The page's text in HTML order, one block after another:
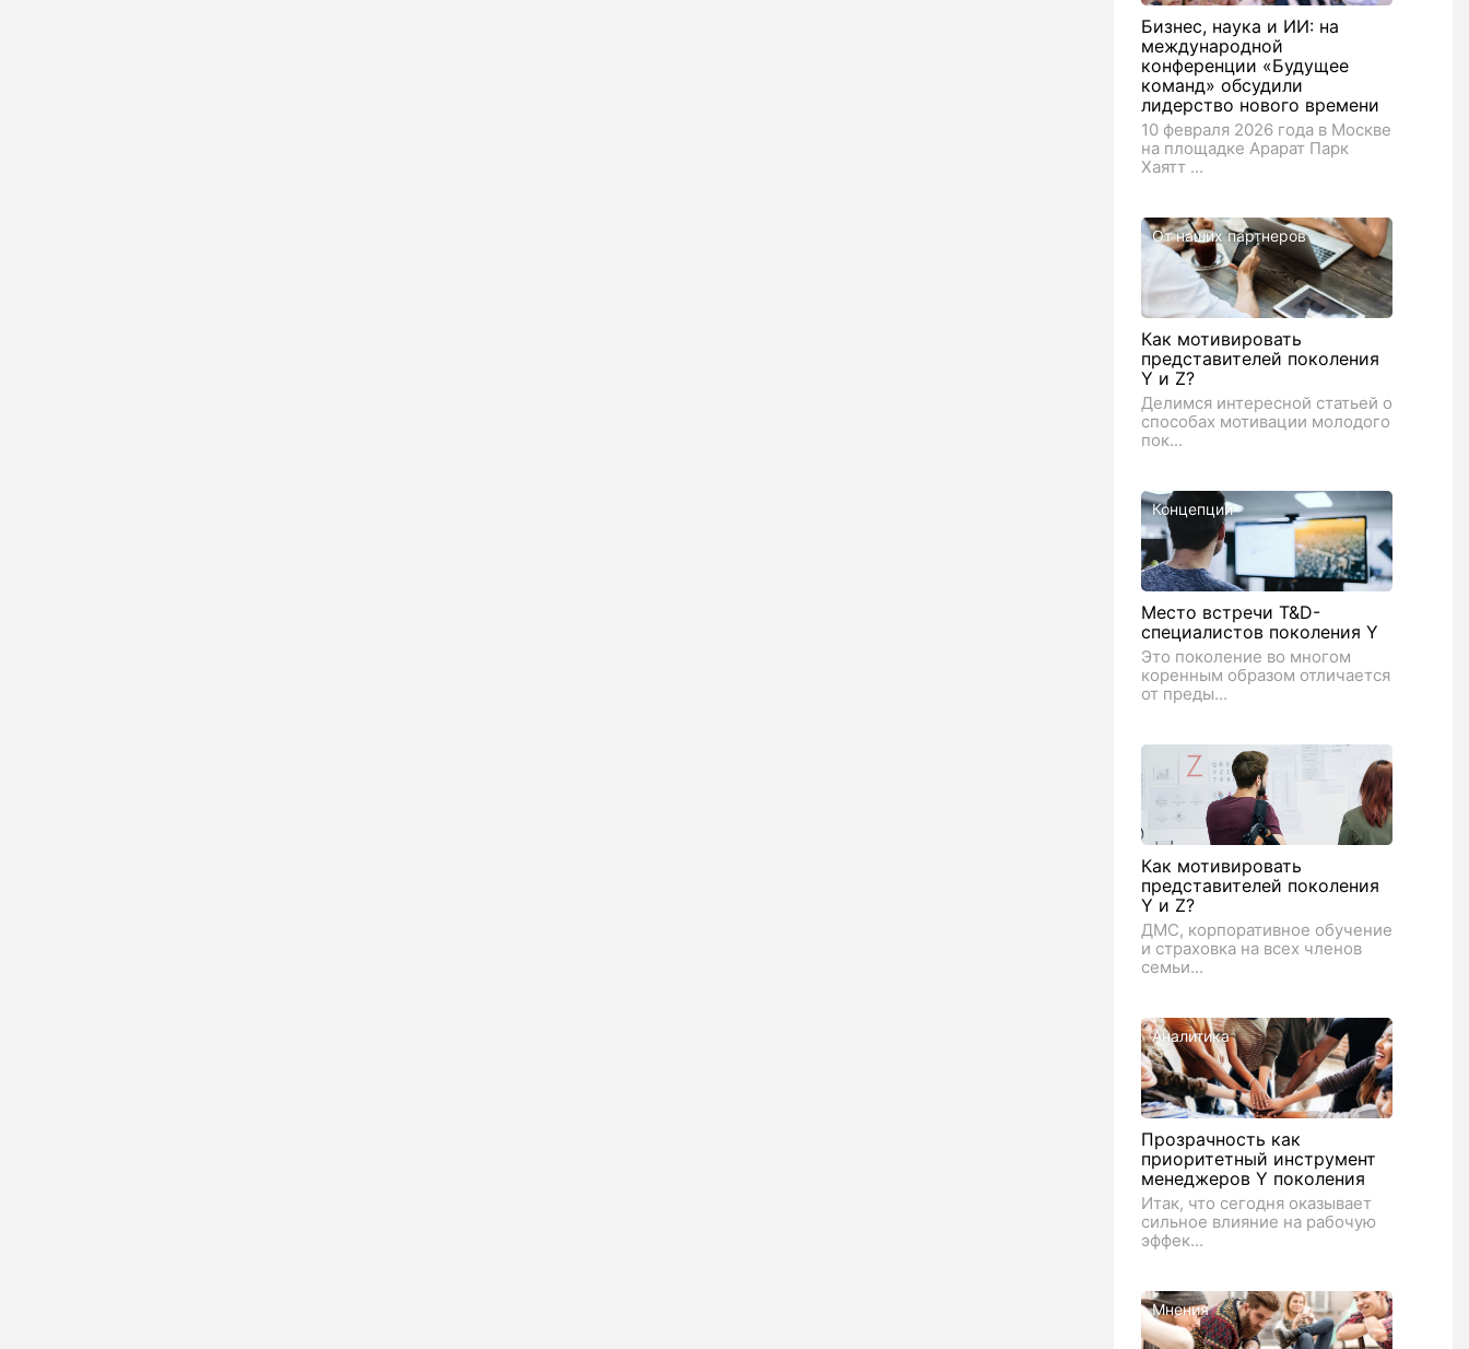
Бизнес, наука и ИИ: на
международной
конференции «Будущее
команд» обсудили
лидерство нового времени
10 февраля 2026 года в Москве
на площадке Арарат Парк
Хаятт ...
От наших партнеров
Как мотивировать
представителей поколения
Y и Z?
Делимся интересной статьей о
способах мотивации молодого
пок...
Концепции
Место встречи T&D-
специалистов поколения Y
Это поколение во многом
коренным образом отличается
от преды...
Как мотивировать
представителей поколения
Y и Z?
ДМС, корпоративное обучение
и страховка на всех членов
семьи...
Аналитика
Прозрачность как
приоритетный инструмент
менеджеров Y поколения
Итак, что сегодня оказывает
сильное влияние на рабочую
эффек...
Мнения